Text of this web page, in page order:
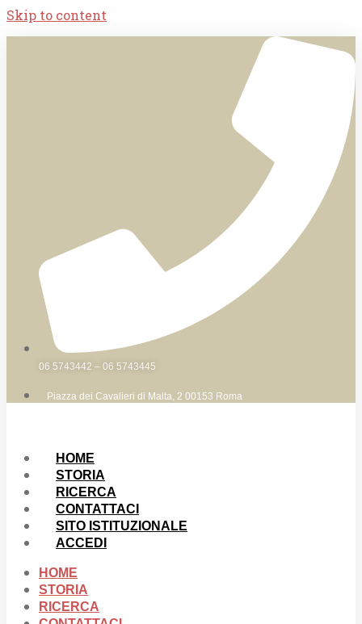
Skip to content
06 5743442 – 06 5743445
Piazza dei Cavalieri di Malta, 2 00153 Roma
HOME
STORIA
RICERCA
CONTATTACI
SITO ISTITUZIONALE
ACCEDI
HOME
STORIA
RICERCA